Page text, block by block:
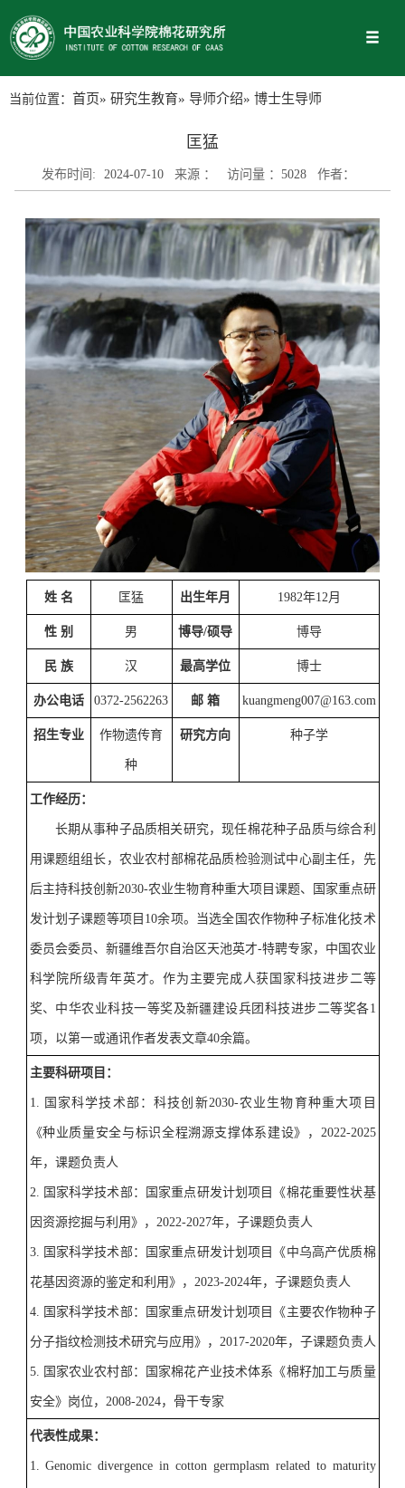
当前位置： 首页» 研究生教育» 导师介绍» 博士生导师
匡猛
发布时间: 2024-07-10 来源 ： 访问量 ：5028 作者：
姓 名 匡猛 出生年月 1982年12月
性 别 男 博导/硕导 博导
民 族 汉 最高学位 博士
办公电话 0372-2562263 邮 箱 kuangmeng007@163.com
招生专业 作物遗传育
种
研究方向 种子学
工作经历 ：
长期从事种子品质相关研究，现任棉花种子品质与综合利
用课题组组长，农业农村部棉花品质检验测试中心副主任，先
后主持科技创新2030-农业生物育种重大项目课题、国家重点研
发计划子课题等项目 10余项。当选全国农作物种子标准化技术
委员会委员、新疆维吾尔自治区天池英才-特聘专家，中国农业
科学院所级青年英才。作为主要完成人获国家科技进步二等
奖、中华农业科技一等奖及新疆建设兵团科技进步二等奖各1
项，以第一或通讯作者发表文章40余篇。
主要科研项目：
1. 国家科学技术部：科技创新2030-农业生物育种重大项目
《种业质量安全与标识全程溯源支撑体系建设》， 2022-2025
年，课题负责人
2. 国家科学技术部：国家重点研发计划项目《棉花重要性状基
因资源挖掘与利用》， 2022-2027年，子课题负责人
3. 国家科学技术部：国家重点研发计划项目《中乌高产优质棉
花基因资源的鉴定和利用》， 2023-2024年，子课题负责人
4. 国家科学技术部：国家重点研发计划项目《主要农作物种子
分子指纹检测技术研究与应用》， 2017-2020年，子课题负责人
5. 国家农业农村部：国家棉花产业技术体系《棉籽加工与质量
安全》岗位， 2008-2024，骨干专家
代表性成果：
1. Genomic divergence in cotton germplasm related to maturity